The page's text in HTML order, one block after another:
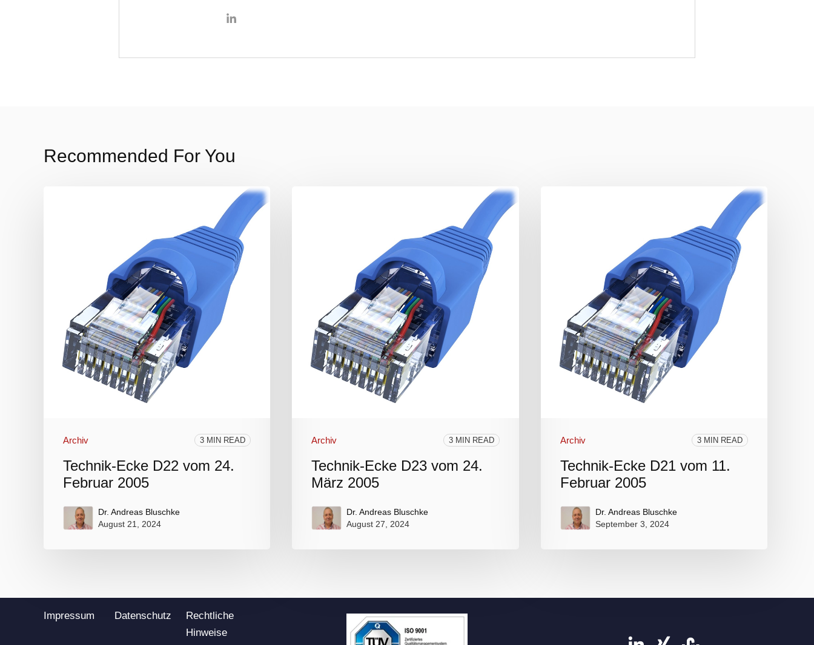
Recommended For You
Archiv 3 MIN READ
Technik-Ecke D22 vom 24.
Februar 2005
Dr. Andreas Bluschke
August 21, 2024
Archiv 3 MIN READ
Technik-Ecke D23 vom 24.
März 2005
Dr. Andreas Bluschke
August 27, 2024
Archiv 3 MIN READ
Technik-Ecke D21 vom 11.
Februar 2005
Dr. Andreas Bluschke
September 3, 2024
Impressum Datenschutz
Rechtliche
Hinweise